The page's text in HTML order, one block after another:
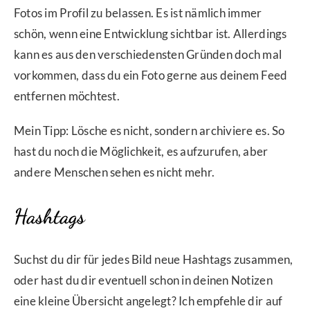
Fotos im Profil zu belassen. Es ist nämlich immer
schön, wenn eine Entwicklung sichtbar ist. Allerdings
kann es aus den verschiedensten Gründen doch mal
vorkommen, dass du ein Foto gerne aus deinem Feed
entfernen möchtest.
Mein Tipp: Lösche es nicht, sondern archiviere es. So
hast du noch die Möglichkeit, es aufzurufen, aber
andere Menschen sehen es nicht mehr.
Hashtags
Suchst du dir für jedes Bild neue Hashtags zusammen,
oder hast du dir eventuell schon in deinen Notizen
eine kleine Übersicht angelegt? Ich empfehle dir auf